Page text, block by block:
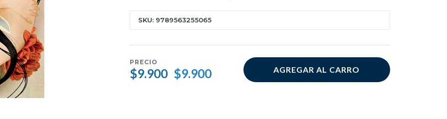
SKU: 9789563255065
PRECIO
$9.900 $9.900 AGREGAR AL CARRO